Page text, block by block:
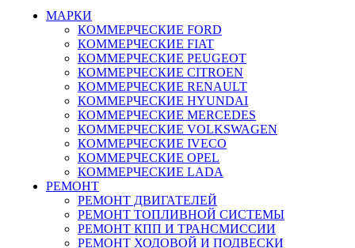
МАРКИ
КОММЕРЧЕСКИЕ FORD
КОММЕРЧЕСКИЕ FIAT
КОММЕРЧЕСКИЕ PEUGEOT
КОММЕРЧЕСКИЕ CITROEN
КОММЕРЧЕСКИЕ RENAULT
КОММЕРЧЕСКИЕ HYUNDAI
КОММЕРЧЕСКИЕ MERCEDES
КОММЕРЧЕСКИЕ VOLKSWAGEN
КОММЕРЧЕСКИЕ IVECO
КОММЕРЧЕСКИЕ OPEL
КОММЕРЧЕСКИЕ LADA
РЕМОНТ
РЕМОНТ ДВИГАТЕЛЕЙ
РЕМОНТ ТОПЛИВНОЙ СИСТЕМЫ
РЕМОНТ КПП И ТРАНСМИССИИ
РЕМОНТ ХОДОВОЙ И ПОДВЕСКИ